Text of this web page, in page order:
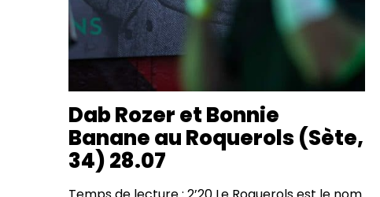
Dab Rozer et Bonnie
Banane au Roquerols (Sète,
34) 28.07